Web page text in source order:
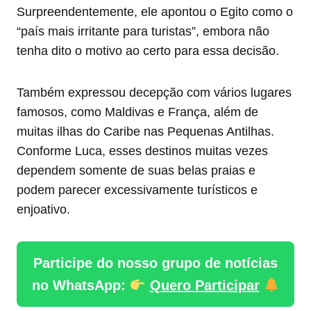
Surpreendentemente, ele apontou o Egito como o
“país mais irritante para turistas”, embora não
tenha dito o motivo ao certo para essa decisão.
Também expressou decepção com vários lugares
famosos, como Maldivas e França, além de
muitas ilhas do Caribe nas Pequenas Antilhas.
Conforme Luca, esses destinos muitas vezes
dependem somente de suas belas praias e
podem parecer excessivamente turísticos e
enjoativo.
Participe do nosso grupo de notícias
no WhatsApp:
Quero Participar